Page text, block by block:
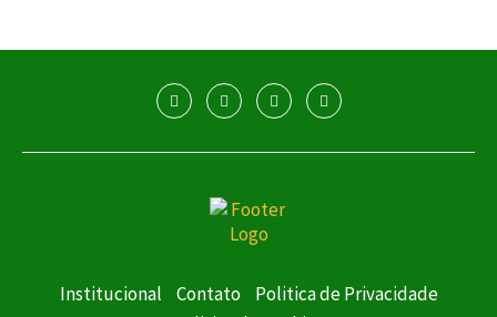
Institucional Contato
Politica de Privacidade